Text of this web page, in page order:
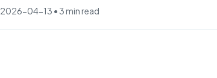
2026-04-13 •3 min read